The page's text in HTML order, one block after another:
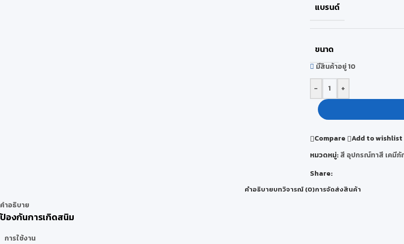
แบรนด์
ขนาด
มีสินค้าอยู่ 10
-
+
Compare
Add to wishlist
หมวดหมู่:สี อุปกรณ์ทาสี เคมี
Share:
คำอธิบายบทวิจารณ์ (0)การจัดส่งสินค้า
คำอธิบาย
ป้องกันการเกิดสนิม
การใช้งาน